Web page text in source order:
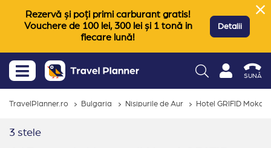
Rezervă și poți primi carburant gratis!
Vouchere de 100 lei, 300 lei și 1 tonă in
fiecare lună!
Detalii
SUNĂ
TravelPlanner.ro Bulgaria Nisipurile de Aur Hotel GRIFID Moko
3 stele